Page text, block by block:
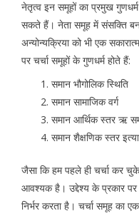
नेतृत्व इन समूहों का प्रमुख
सकते हैं। नेता समूह में संसक्ति
अन्योन्यक्रिया को भी एक
पर चर्चा समूहों के गुणधर्म होते हैं:
समान भौगोलिक स्थिति
समान सामाजिक वर्ग
समान आर्थिक स्तर ऋ
समान शैक्षणिक स्तर
जैसा कि हम पहले ही चर्चा कर
आवश्यक है। उद्देश्य के प्रकार पर
निर्भर करता है। चर्चा समूह का